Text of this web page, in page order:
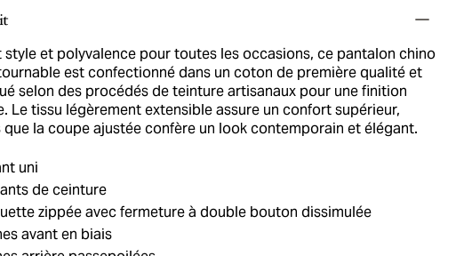
style et polyvalence pour toutes les occasions, ce pantalon chino
est confectionné dans un coton de première qualité et
selon des procédés de teinture artisanaux pour une finition
Le tissu légèrement extensible assure un confort supérieur,
que la coupe ajustée confère un look contemporain et élégant.
uni
de ceinture
zippée avec fermeture à double bouton dissimulée
avant en biais